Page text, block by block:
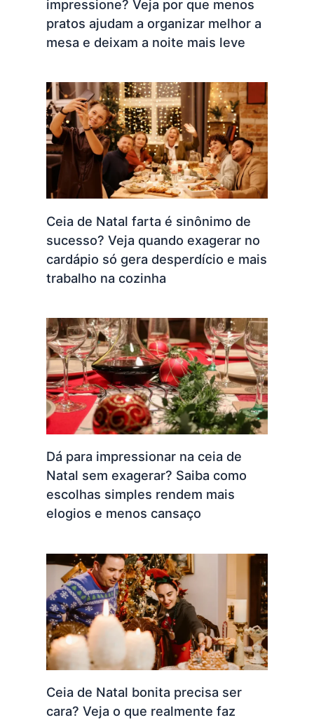
impressione? Veja por que menos
pratos ajudam a organizar melhor a
mesa e deixam a noite mais leve
Ceia de Natal farta é sinônimo de
sucesso? Veja quando exagerar no
cardápio só gera desperdício e mais
trabalho na cozinha
Dá para impressionar na ceia de
Natal sem exagerar? Saiba como
escolhas simples rendem mais
elogios e menos cansaço
Ceia de Natal bonita precisa ser
cara? Veja o que realmente faz